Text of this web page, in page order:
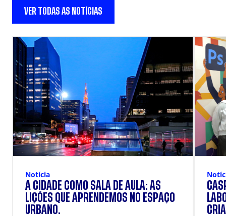
VER TODAS AS NOTÍCIAS
Notícia
A CIDADE COMO SALA DE AULA: AS
LIÇÕES QUE APRENDEMOS NO ESPAÇO
URBANO.